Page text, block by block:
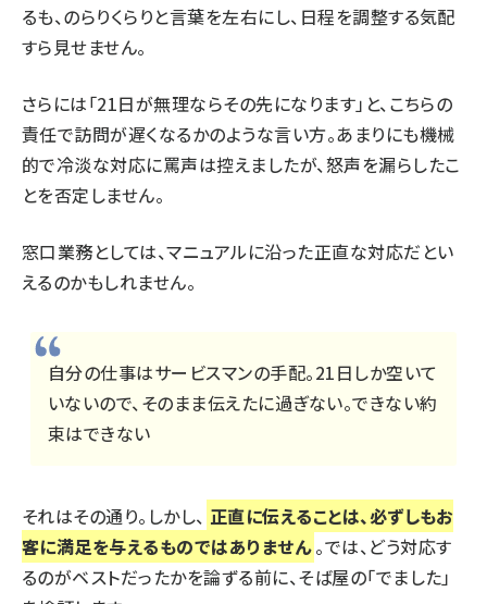
るも、のらりくらりと言葉を左右にし、日程を調整する気配
すら見せません。
さらには「21日が無理ならその先になります」と、こちらの
責任で訪問が遅くなるかのような言い方。あまりにも機械
的で冷淡な対応に罵声は控えましたが、怒声を漏らしたこ
とを否定しません。
窓口業務としては、マニュアルに沿った正直な対応だとい
えるのかもしれません。
自分の仕事はサービスマンの手配。21日しか空いて
いないので、そのまま伝えたに過ぎない。できない約
束はできない
それはその通り。しかし、 正直に伝えることは、必ずしもお
客に満足を与えるものではありません 。では、どう対応す
るのがベストだったかを論ずる前に、そば屋の「でました」